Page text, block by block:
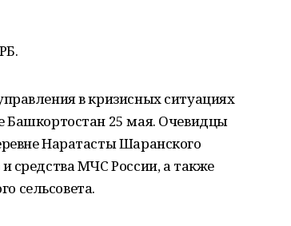
в кризисных ситуациях
Башкортостан 25 мая. Очевидцы
Наратасты Шаранского
средства МЧС России, а также
сельсовета.